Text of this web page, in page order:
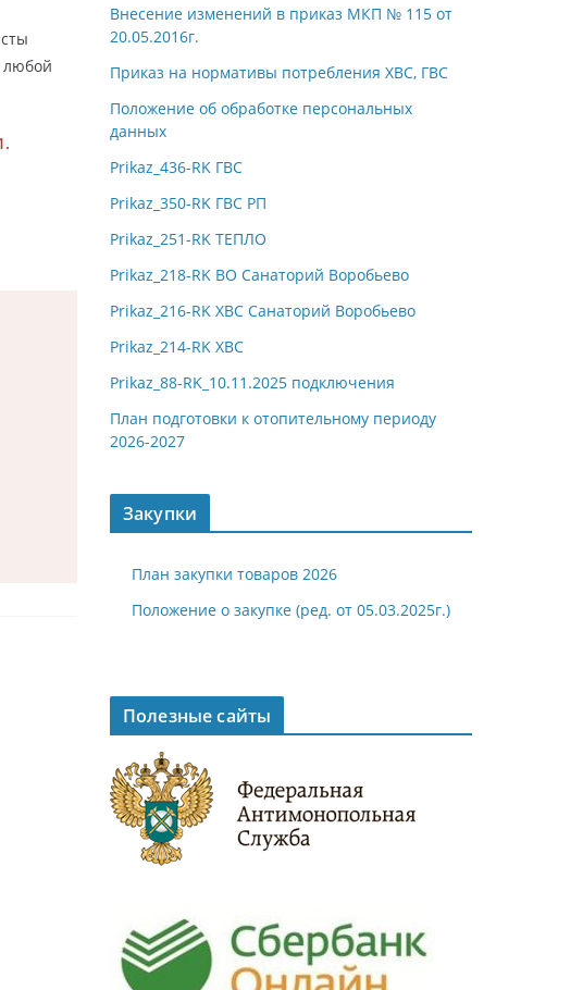
любой
Внесение изменений в приказ МКП № 115 от
20.05.2016г.
Приказ на нормативы потребления ХВС, ГВС
Положение об обработке персональных
данных
Prikaz_436-RK ГВС
Prikaz_350-RK ГВС РП
Prikaz_251-RK ТЕПЛО
Prikaz_218-RK ВО Санаторий Воробьево
Prikaz_216-RK ХВС Санаторий Воробьево
Prikaz_214-RK ХВС
Prikaz_88-RK_10.11.2025 подключения
План подготовки к отопительному периоду
2026-2027
Закупки
План закупки товаров 2026
Положение о закупке (ред. от 05.03.2025г.)
Полезные сайты